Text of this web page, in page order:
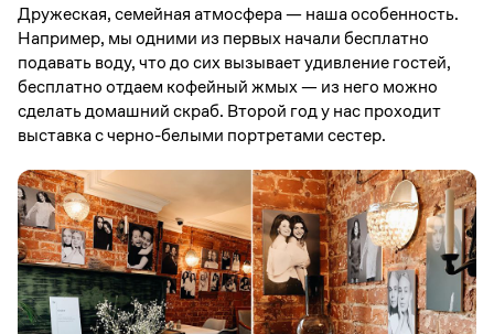
Дружеская, семейная атмосфера — наша особенность.
Например, мы одними из первых начали бесплатно
подавать воду, что до сих вызывает удивление гостей,
бесплатно отдаем кофейный жмых — из него можно
сделать домашний скраб. Второй год у нас проходит
выставка с черно-белыми портретами сестер.